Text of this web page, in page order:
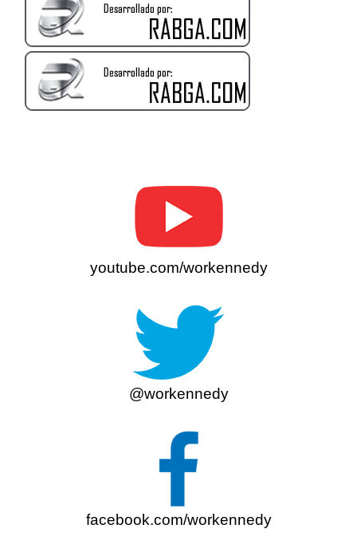
youtube.com/workennedy
@workennedy
facebook.com/workennedy